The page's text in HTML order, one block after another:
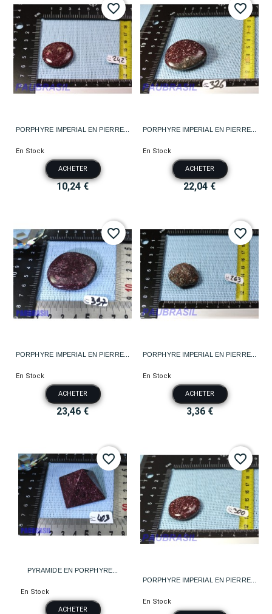
PORPHYRE IMPERIAL EN PIERRE...
En Stock
ACHETER
10,24 €
favorite_border
PORPHYRE IMPERIAL EN PIERRE...
En Stock
ACHETER
22,04 €
favorite_border
PORPHYRE IMPERIAL EN PIERRE...
En Stock
ACHETER
23,46 €
favorite_border
PORPHYRE IMPERIAL EN PIERRE...
En Stock
ACHETER
3,36 €
favorite_border
PYRAMIDE EN PORPHYRE...
En Stock
ACHETER
favorite_border
PORPHYRE IMPERIAL EN PIERRE...
En Stock
favorite_border